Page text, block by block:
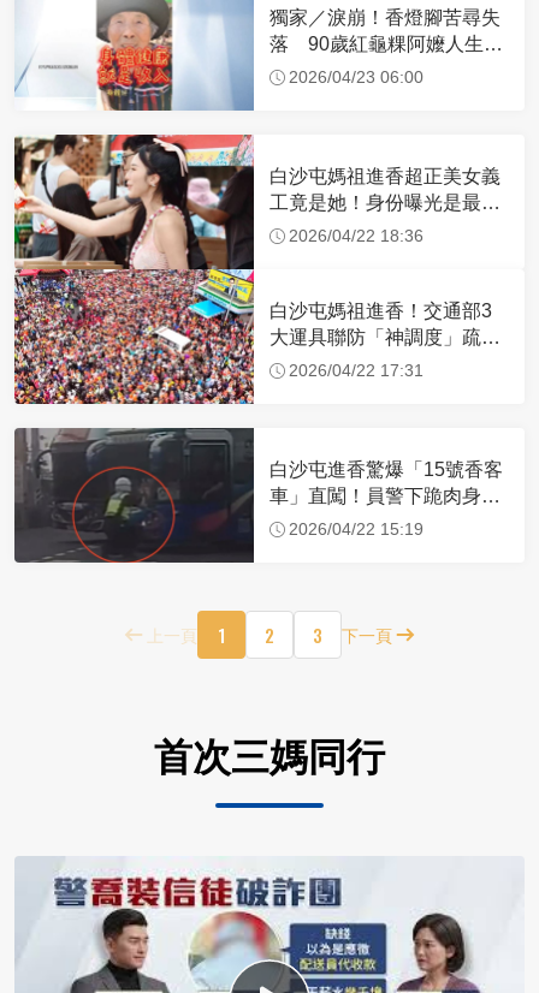
獨家／淚崩！香燈腳苦尋失
落 90歲紅龜粿阿嬤人生謝
幕2026/04/23 06:00
白沙屯媽祖進香超正美女義
工竟是她！身份曝光是最美
禮生 一輩子不結婚
2026/04/22 18:36
白沙屯媽祖進香！交通部3
大運具聯防「神調度」疏運
32.1萬創新高
2026/04/22 17:31
白沙屯進香驚爆「15號香客
車」直闖！員警下跪肉身擋
車：讓行人先過
2026/04/22 15:19
上一頁 1 2 3 下一頁
首次三媽同行